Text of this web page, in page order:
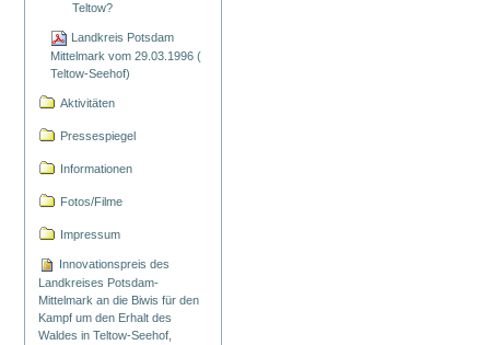
Teltow?
Landkreis Potsdam
Mittelmark vom 29.03.1996 (
Teltow-Seehof)
Aktivitäten
Pressespiegel
Informationen
Fotos/Filme
Impressum
Innovationspreis des
Landkreises Potsdam-
Mittelmark an die Biwis für den
Kampf um den Erhalt des
Waldes in Teltow-Seehof,